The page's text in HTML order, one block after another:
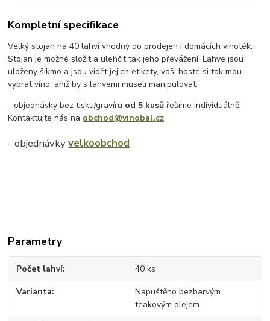
Kompletní specifikace
Velký stojan na 40 lahví vhodný do prodejen i domácích vinoték.
Stojan je možné složit a ulehčit tak jeho převážení. Lahve jsou
uloženy šikmo a jsou vidět jejich etikety, vaši hosté si tak mou
vybrat víno, aniž by s lahvemi museli manipulovat.
- objednávky bez tisku/gravíru od 5 kusů řešíme individuálně.
Kontaktujte nás na obchod@vinobal.cz
- objednávkyvelkoobchod
Parametry
Počet lahví 40 ks
Varianta
Napuštěno bezbarvým
teakovým olejem